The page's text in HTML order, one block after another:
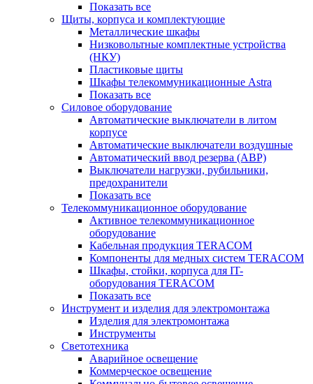
Показать все
Щиты, корпуса и комплектующие
Металлические шкафы
Низковольтные комплектные устройства
(НКУ)
Пластиковые щиты
Шкафы телекоммуникационные Astra
Показать все
Силовое оборудование
Автоматические выключатели в литом
корпусе
Автоматические выключатели воздушные
Автоматический ввод резерва (АВР)
Выключатели нагрузки, рубильники,
предохранители
Показать все
Телекоммуникационное оборудование
Активное телекоммуникационное
оборудование
Кабельная продукция TERACOM
Компоненты для медных систем TERACOM
Шкафы, стойки, корпуса для IT-
оборудования TERACOM
Показать все
Инструмент и изделия для электромонтажа
Изделия для электромонтажа
Инструменты
Светотехника
Аварийное освещение
Коммерческое освещение